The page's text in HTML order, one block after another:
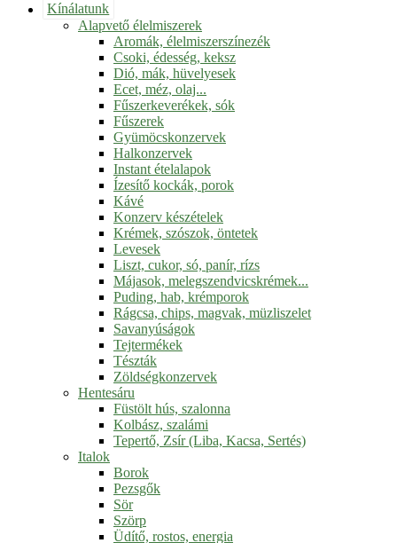
Kínálatunk
Alapvető élelmiszerek
Aromák, élelmiszerszínezék
Csoki, édesség, keksz
Dió, mák, hüvelyesek
Ecet, méz, olaj...
Fűszerkeverékek, sók
Fűszerek
Gyümöcskonzervek
Halkonzervek
Instant ételalapok
Ízesítő kockák, porok
Kávé
Konzerv készételek
Krémek, szószok, öntetek
Levesek
Liszt, cukor, só, panír, rízs
Májasok, melegszendvicskrémek...
Puding, hab, krémporok
Rágcsa, chips, magvak, müzliszelet
Savanyúságok
Tejtermékek
Tészták
Zöldségkonzervek
Hentesáru
Füstölt hús, szalonna
Kolbász, szalámi
Tepertő, Zsír (Liba, Kacsa, Sertés)
Italok
Borok
Pezsgők
Sör
Szörp
Üdítő, rostos, energia